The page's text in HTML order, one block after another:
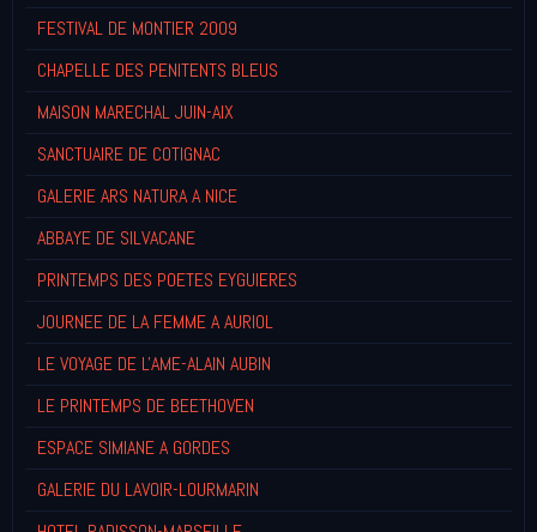
FESTIVAL DE MONTIER 2009
CHAPELLE DES PENITENTS BLEUS
MAISON MARECHAL JUIN-AIX
SANCTUAIRE DE COTIGNAC
GALERIE ARS NATURA A NICE
ABBAYE DE SILVACANE
PRINTEMPS DES POETES EYGUIERES
JOURNEE DE LA FEMME A AURIOL
LE VOYAGE DE L'AME-ALAIN AUBIN
LE PRINTEMPS DE BEETHOVEN
ESPACE SIMIANE A GORDES
GALERIE DU LAVOIR-LOURMARIN